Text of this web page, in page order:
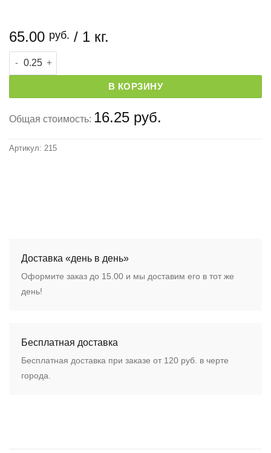
65.00 руб. / 1 кг.
Количество товара Миндаль
В КОРЗИНУ
Общая стоимость: 16.25 руб.
Артикул: 215
Доставка «день в день»
Оформите заказ до 15.00 и мы доставим его в тот же
день!
Бесплатная доставка
Бесплатная доставка при заказе от 120 руб. в черте
города.